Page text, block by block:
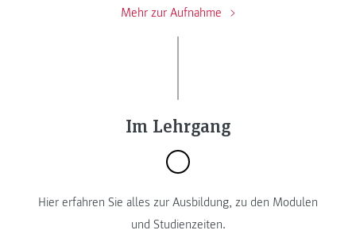
Mehr zur Aufnahme
Im Lehrgang
Hier erfahren Sie alles zur Ausbildung, zu den Modulen
und Studienzeiten.